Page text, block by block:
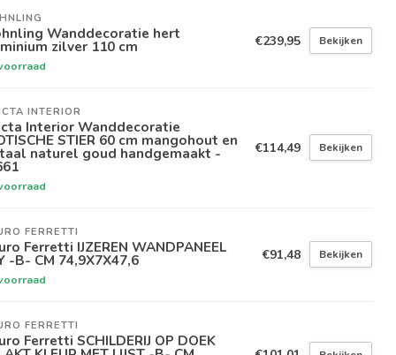
Wanddecoratie hert
zilver 110 cm €239,95 Bekijken
INTERIOR
Interior Wanddecoratie
STIER 60 cm mangohout en
naturel goud handgemaakt - €114,49 Bekijken
FERRETTI
Ferretti IJZEREN WANDPANEEL
-B- CM 74,9X7X47,6 €91,48 Bekijken
FERRETTI
Ferretti SCHILDERIJ OP DOEK